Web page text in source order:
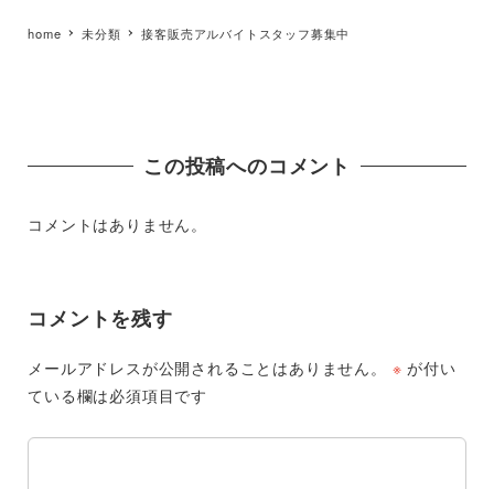
home 未分類 接客販売アルバイトスタッフ募集中
この投稿へのコメント
コメントはありません。
コメントを残す
メールアドレスが公開されることはありません。 ※ が付い
ている欄は必須項目です